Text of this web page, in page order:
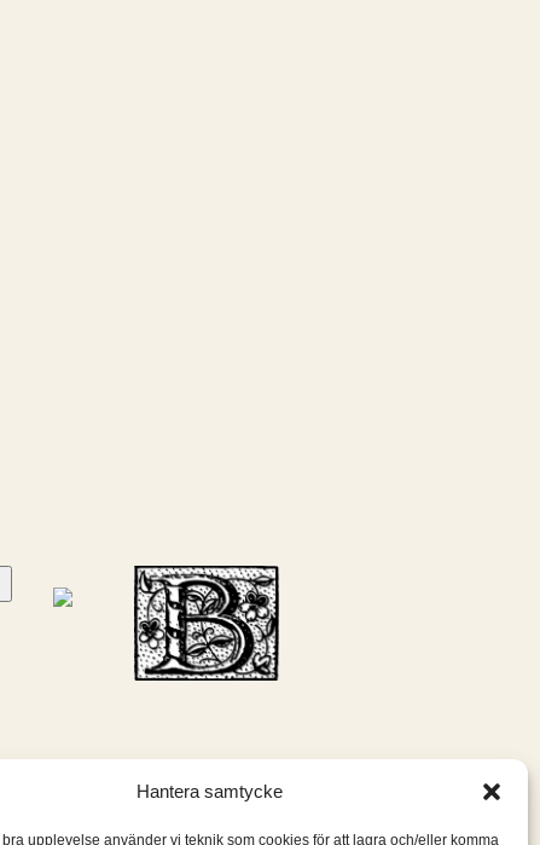
Hantera samtycke
bra upplevelse använder vi teknik som cookies för att lagra och/eller komma